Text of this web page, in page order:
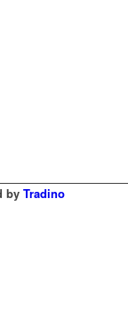
by Tradino